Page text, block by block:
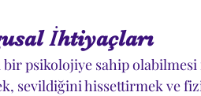
İhtiyaçları
bir psikolojiye sahip
sevildiğini hissettirmek ve